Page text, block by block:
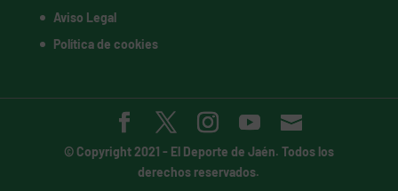
Aviso Legal
Política de cookies
© Copyright 2021 - El Deporte de Jaén. Todos los
derechos reservados.